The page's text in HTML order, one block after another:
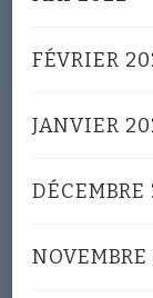
FÉVRIER
JANVIER
DÉCEMBRE
NOVEMBRE